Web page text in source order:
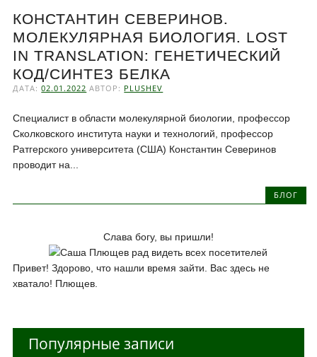
КОНСТАНТИН СЕВЕРИНОВ.
МОЛЕКУЛЯРНАЯ БИОЛОГИЯ. LOST
IN TRANSLATION: ГЕНЕТИЧЕСКИЙ
КОД/СИНТЕЗ БЕЛКА
ДАТА:02.01.2022 АВТОР: PLUSHEV
Специалист в области молекулярной биологии, профессор
Сколковского института науки и технологий, профессор
Ратгерского университета (США) Константин Северинов
проводит на...
БЛОГ
Слава богу, вы пришли!
Привет! Здорово, что нашли время зайти. Вас здесь не
хватало! Плющев.
Популярные записи